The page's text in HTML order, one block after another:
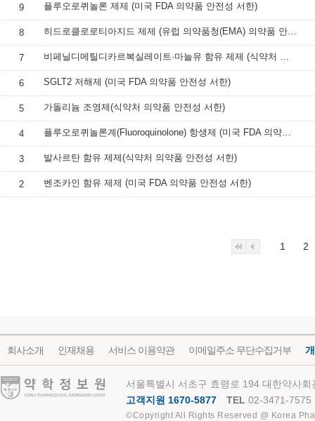
9 플루오로퀴놀론 제제 (미국 FDA 의약품 안전성 서한)
8 히드로클로로티아지드 제제 (유럽 의약품청(EMA) 의약품 안전성 서한)
7 비페닐디메틸디카르복실레이트·마늘유 함유 제제 (식약처 의약품 안전성 서한)
6 SGLT2 저해제 (미국 FDA 의약품 안전성 서한)
5 가돌리늄 조영제(식약처 의약품 안전성 서한)
4 플루오로퀴놀론계(Fluoroquinolone) 항생제 (미국 FDA 의약품 안전성 서한)
3 발사르탄 함유 제제(식약처 의약품 안전성 서한)
2 벤조카인 함유 제제 (미국 FDA 의약품 안전성 서한)
1 2
회사소개 인재채용 서비스 이용약관 이메일주소 무단수집거부
약학정보원
서울특별시 서초구 효령로 194 대한약사
고객지원 1670-5877
TEL 02-3471-7575
©Copyright All Rights Reserved @ Korea